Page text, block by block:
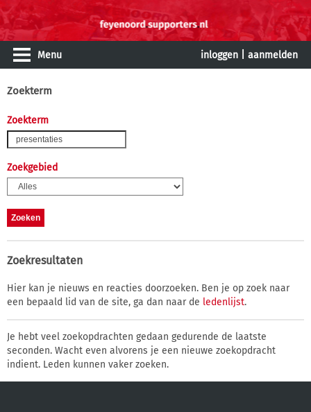
Menu inloggen aanmelden
Zoekterm
Zoekterm
Zoekgebied
Zoekresultaten
Hier kan je nieuws en reacties doorzoeken. Ben je op zoek naar
een bepaald lid van de site, ga dan naar de ledenlijst.
Je hebt veel zoekopdrachten gedaan gedurende de laatste
seconden. Wacht even alvorens je een nieuwe zoekopdracht
indient. Leden kunnen vaker zoeken.